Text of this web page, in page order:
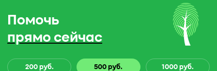
Помочь
прямо сейчас
200 руб. 500 руб. 1000 руб.